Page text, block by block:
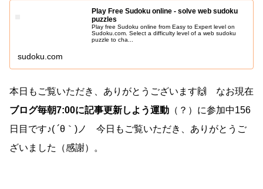
Play Free Sudoku online - solve web sudoku
puzzles
Play free Sudoku online from Easy to Expert level on
Sudoku.com. Select a difficulty level of a web sudoku
puzzle to cha...
sudoku.com
本日もご覧いただき、ありがとうございます🙌 なお現在
ブログ毎朝7:00に記事更新しよう運動 （？）に参加中156
日目です♪( ´θ｀)ノ 今日もご覧いただき、ありがとうご
ざいました（感謝）。